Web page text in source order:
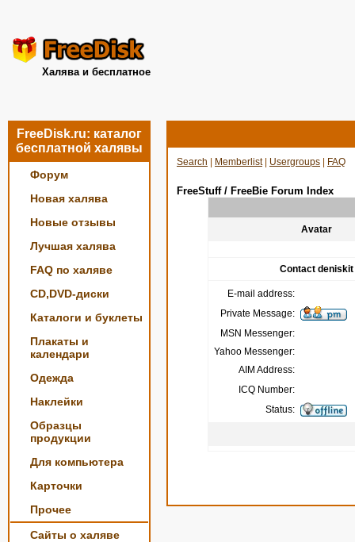
Халява и бесплатное
FreeDisk.ru: каталог
бесплатной халявы
Форум
Новая халява
Новые отзывы
Лучшая халява
FAQ по халяве
CD,DVD-диски
Каталоги и буклеты
Плакаты и
календари
Одежда
Наклейки
Образцы
продукции
Для компьютера
Карточки
Прочее
Сайты о халяве
Search Memberlist| Usergroups FAQ
FreeStuff / FreeBie Forum Index
Avatar
Contact deniskit
E-mail address:
Private Message:
MSN Messenger:
Yahoo Messenger:
AIM Address:
ICQ Number:
Status: